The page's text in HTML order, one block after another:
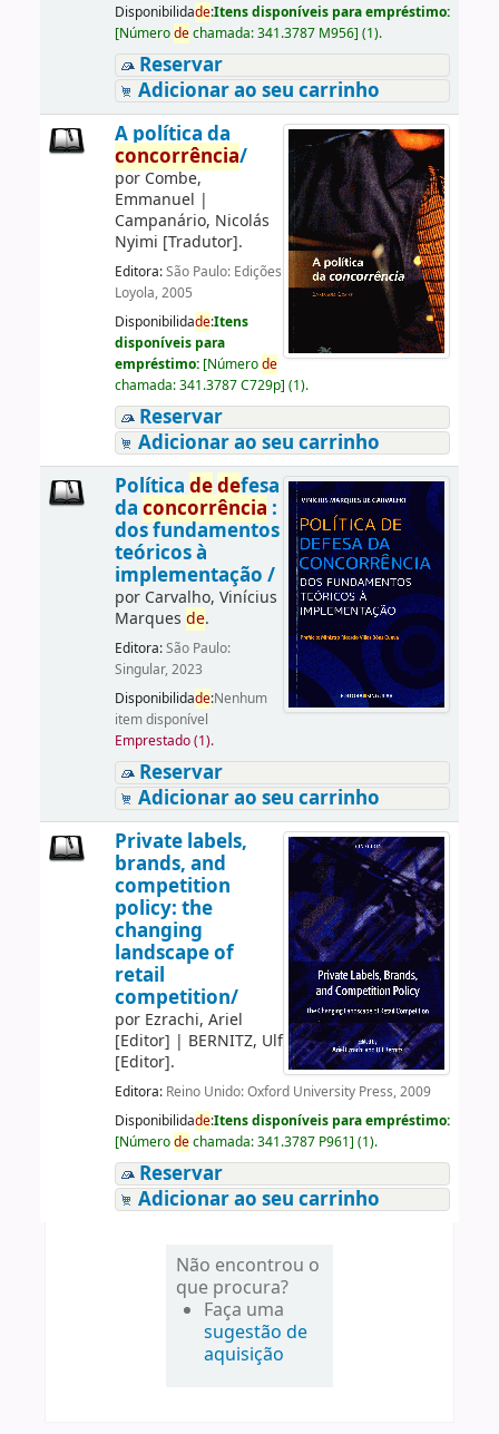
Disponibilidade:Itens disponíveis para empréstimo:
[Númerodechamada:341.3787 M956] (1).
Reservar
Adicionar ao seu carrinho
A política da
concorrência/
porCombe,
Emmanuel |
Campanário, Nicolás
Nyimi [Tradutor].
Editora:São Paulo: Edições
Loyola, 2005
Disponibilidade:Itens
disponíveis para
empréstimo: [Númerode
chamada:341.3787 C729p] (1).
Reservar
Adicionar ao seu carrinho
Política dedefesa
da concorrência :
dos fundamentos
teóricos à
implementação /
por Carvalho, Vinícius
Marques de.
Editora:São Paulo:
Singular, 2023
Disponibilidade:Nenhum
item disponível
Emprestado (1).
Reservar
Adicionar ao seu carrinho
Private labels,
brands, and
competition
policy: the
changing
landscape of
retail
competition/
por Ezrachi, Ariel
[Editor] | BERNITZ, Ulf
[Editor].
Editora: Reino Unido: Oxford University Press, 2009
Disponibilidade:Itens disponíveis para empréstimo:
[Númerodechamada:341.3787 P961] (1).
Reservar
Adicionar ao seu carrinho
Não encontrou o
que procura?
Faça uma
sugestão de
aquisição